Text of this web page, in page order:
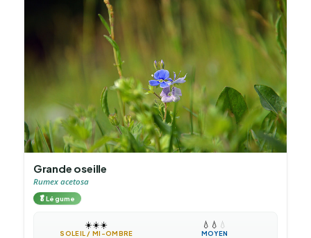
Grande oseille
Rumex acetosa
🥬Légume
☀️☀️☀️
SOLEIL / MI-OMBRE
💧 💧 💧
MOYEN